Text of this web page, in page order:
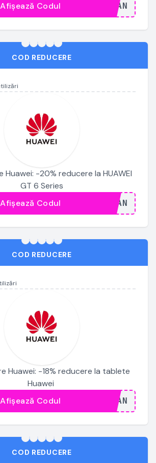
...JAN
Afișează Codul
COD REDUCERE
Huawei: -20% reducere la HUAWEI
GT 6 Series
...JAN
Afișează Codul
COD REDUCERE
Huawei: -18% reducere la tablete
Huawei
...JAN
Afișează Codul
COD REDUCERE